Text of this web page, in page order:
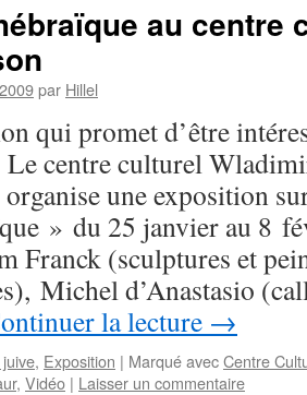
au centre
par Hillel
qui promet d’être
centre culturel
une exposition
» du 25 janvier au 8
Franck (sculptures et
Michel d’Anastasio
la lecture →
, Exposition | Marqué avecCentre
, Vidéo | Laisser un commentaire